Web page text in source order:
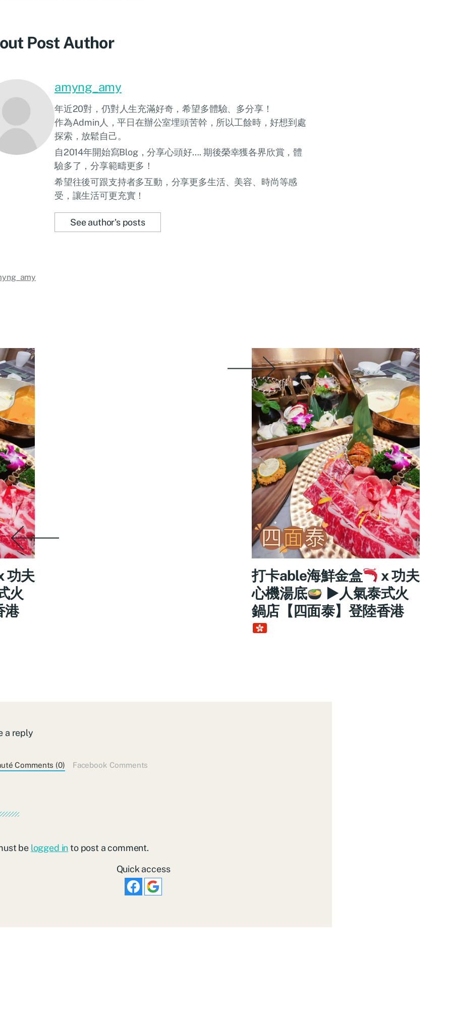
Post Author
amyng_amy
年近20對，仍對人生充滿好奇，希望多體驗、多分享！
作為Admin人，平日在辦公室埋頭苦幹，所以工餘時，好想到處
探索，放鬆自己。
自2014年開始寫Blog，分享心頭好…. 期後榮幸獲各界欣賞，體
驗多了，分享範疇更多！
希望往後可跟支持者多互動，分享更多生活、美容、時尚等感
受，讓生活可更充實！
See author's posts
功夫
火
港
打卡able海鮮金盒
x 功夫
心機湯底
►人氣泰式火
鍋店【四面泰】登陸香港
a reply
Comments (0) Facebook Comments
be logged into post a comment.
Quick access